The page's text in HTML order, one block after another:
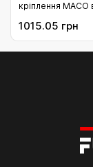
кріплення MACO
горизонтальне
без накладки
45 чорний
1015.05 грн